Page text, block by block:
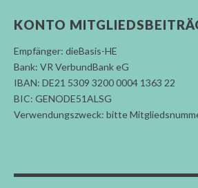
KONTO
Empfänger: dieBasis-HE
Bank: VR VerbundBank eG
IBAN: DE21 5309 3200 0004 1363 22
BIC: GENODE51ALSG
Verwendungszweck: bitte